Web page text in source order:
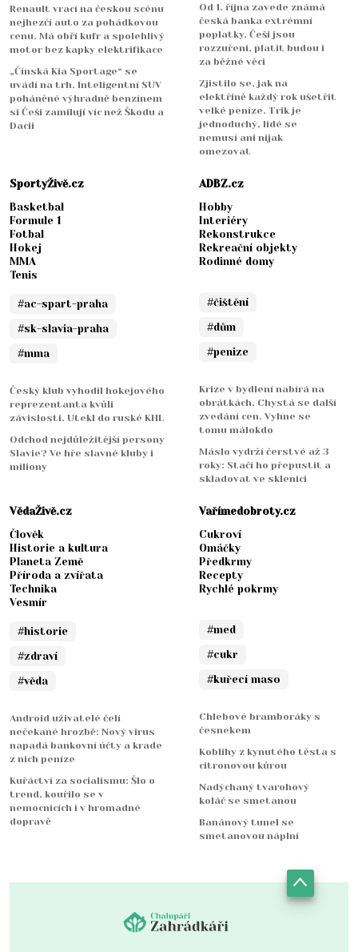
Renault vrací na českou scénu
nejhezčí auto za pohádkovou
cenu. Má obří kufr a spolehlivý
motor bez kapky elektrifikace
„Čínská Kia Sportage“ se
uvádí na trh. Inteligentní SUV
poháněné výhradně benzínem
si Češi zamilují víc než Škodu a
Dacii
Od 1. října zavede známá
česká banka extrémní
poplatky. Češi jsou
rozzuřeni, platit budou i
za běžné věci
Zjistilo se, jak na
elektřině každý rok ušetřit
velké peníze. Trik je
jednoduchý, lidé se
nemusí ani nijak
omezovat
SportyŽivě.cz
Basketbal
Formule 1
Fotbal
Hokej
MMA
Tenis
#ac-spart-praha
#sk-slavia-praha
#mma
Český klub vyhodil hokejového
reprezentanta kvůli
závislosti. Utekl do ruské KHL
Odchod nejdůležitější persony
Slavie? Ve hře slavné kluby i
miliony
ADBZ.cz
Hobby
Interiéry
Rekonstrukce
Rekreační objekty
Rodinné domy
#čištění
#dům
#penize
Krize v bydlení nabírá na
obrátkách. Chystá se další
zvedání cen. Vyhne se
tomu málokdo
Máslo vydrží čerstvé až 3
roky: Stačí ho přepustit a
skladovat ve sklenici
VědaŽivě.cz
Člověk
Historie a kultura
Planeta Země
Příroda a zvířata
Technika
Vesmír
#historie
#zdraví
#věda
Android uživatelé čelí
nečekané hrozbě: Nový virus
napadá bankovní účty a krade
z nich peníze
Kuřáctví za socialismu: Šlo o
trend, kouřilo se v
nemocnicích i v hromadné
dopravě
Vařímedobroty.cz
Cukroví
Omáčky
Předkrmy
Recepty
Rychlé pokrmy
#med
#cukr
#kuřecí maso
Chlebové bramboráky s
česnekem
Koblihy z kynutého těsta s
citronovou kůrou
Nadýchaný tvarohový
koláč se smetanou
Banánový tunel se
smetanovou náplní